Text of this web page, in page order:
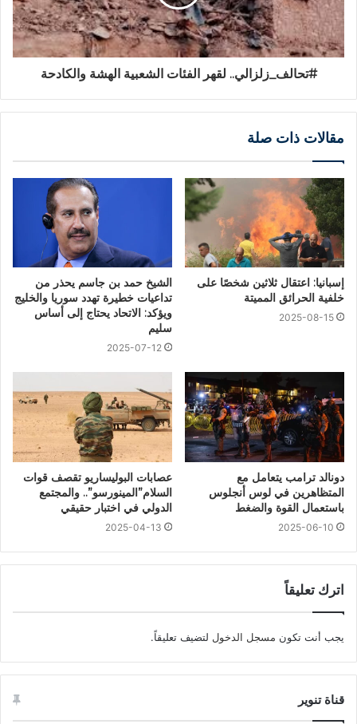
#تحالف_زلزالي.. لقهر الفئات الشعبية الهشة والكادحة
مقالات ذات صلة
إسبانيا: اعتقال ثلاثين شخصًا على
خلفية الحرائق المميتة
2025-08-15
الشيخ حمد بن جاسم يحذر من
تداعيات خطيرة تهدد سوريا والخليج
ويؤكد: الاتحاد يحتاج إلى أساس
سليم
2025-07-12
دونالد ترامب يتعامل مع
المتظاهرين في لوس أنجلوس
باستعمال القوة والضغط
2025-06-10
عصابات البوليساريو تقصف قوات
السلام”المينورسو”.. والمجتمع
الدولي في اختبار حقيقي
2025-04-13
اترك تعليقاً
يجب أنت تكون مسجل الدخول لتضيف تعليقاً.
قناة تنوير